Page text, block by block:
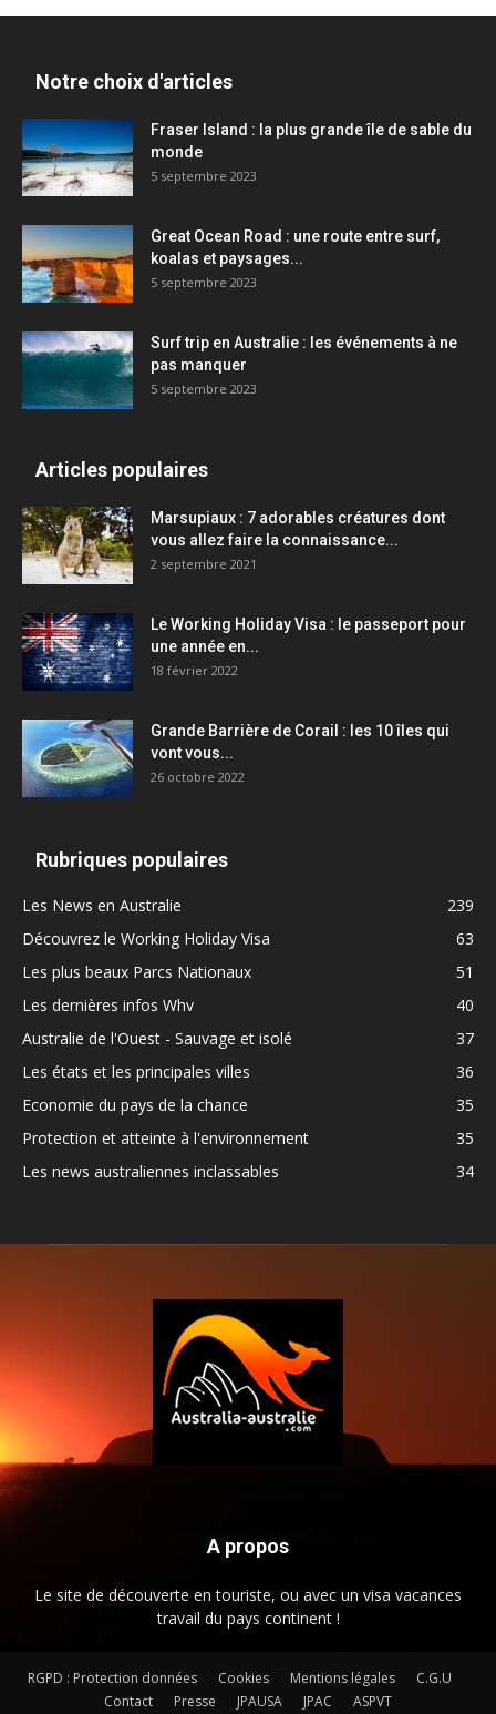
Notre choix d'articles
Fraser Island : la plus grande île de sable du
monde
5 septembre 2023
Great Ocean Road : une route entre surf,
koalas et paysages...
5 septembre 2023
Surf trip en Australie : les événements à ne
pas manquer
5 septembre 2023
Articles populaires
Marsupiaux : 7 adorables créatures dont
vous allez faire la connaissance...
2 septembre 2021
Le Working Holiday Visa : le passeport pour
une année en...
18 février 2022
Grande Barrière de Corail : les 10 îles qui
vont vous...
26 octobre 2022
Rubriques populaires
Les News en Australie
239
Découvrez le Working Holiday Visa
63
Les plus beaux Parcs Nationaux
51
Les dernières infos Whv
40
Australie de l'Ouest - Sauvage et isolé
37
Les états et les principales villes
36
Economie du pays de la chance
35
Protection et atteinte à l'environnement
35
Les news australiennes inclassables
34
A propos
Le site de découverte en touriste, ou avec un visa vacances
travail du pays continent !
RGPD : Protection données Cookies Mentions légales
C.G.U
Contact
Presse JPAUSA JPAC ASPVT